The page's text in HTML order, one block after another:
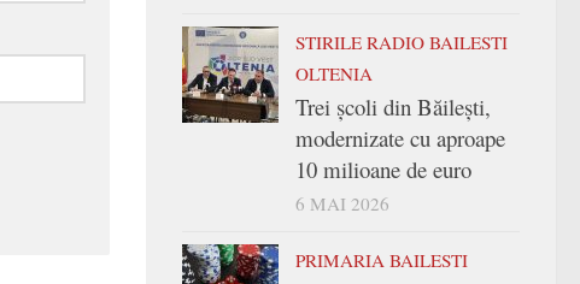
STIRILE RADIO BAILESTI
OLTENIA
Trei şcoli din Băileşti,
modernizate cu aproape
10 milioane de euro
6 MAI 2026
PRIMARIA BAILESTI